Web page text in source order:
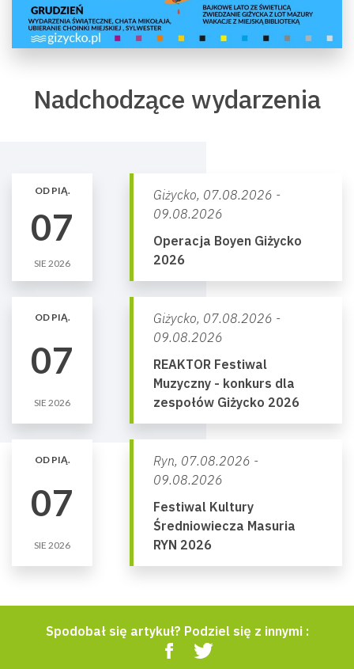
Nadchodzące wydarzenia
OD PIĄ.
07
SIE 2026
Giżycko, 07.08.2026 -
09.08.2026
Operacja Boyen Giżycko
2026
OD PIĄ.
07
SIE 2026
Giżycko, 07.08.2026 -
09.08.2026
REAKTOR Festiwal
Muzyczny - konkurs dla
zespołów Giżycko 2026
OD PIĄ.
07
SIE 2026
Ryn, 07.08.2026 -
09.08.2026
Festiwal Kultury
Średniowiecza Masuria
RYN 2026
Spodobał się artykuł? Podziel się z innymi :